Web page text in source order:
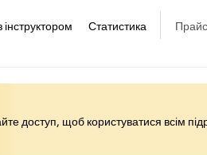
Статистика
доступ, щоб користуватися всім